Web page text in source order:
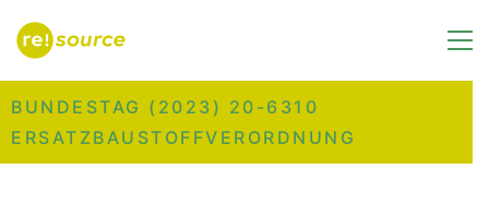
BUNDESTAG (2023) 20-6310
ERSATZBAUSTOFFVERORDNUNG